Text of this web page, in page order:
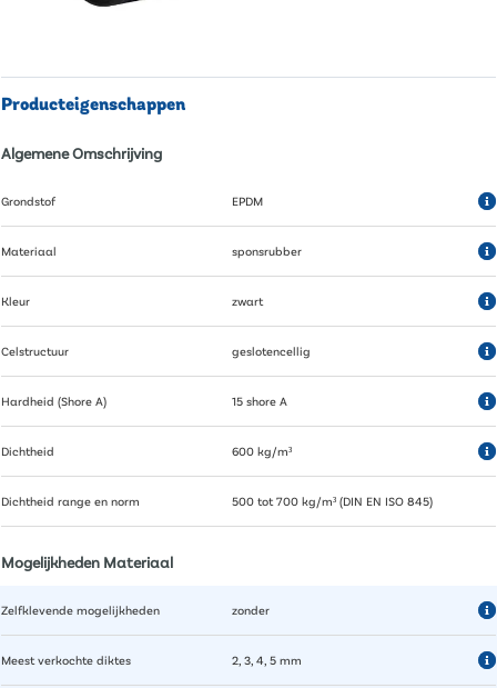
Producteigenschappen
Algemene Omschrijving
Grondstof EPDM
Materiaal sponsrubber
Kleur zwart
Celstructuur geslotencellig
Hardheid (Shore A) 15 shore A
Dichtheid 600 kg/m³
Dichtheid range en norm 500 tot 700 kg/m³ (DIN EN ISO 845)
Mogelijkheden Materiaal
Zelfklevende mogelijkheden zonder
Meest verkochte diktes 2, 3, 4, 5 mm